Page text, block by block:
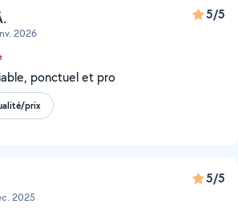
2026
5/5
ponctuel et pro
prix
2025
5/5